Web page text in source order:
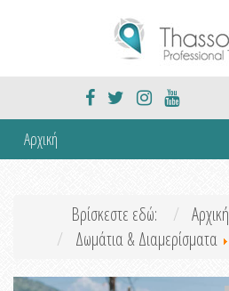
Αρχική
Βρίσκεστε εδώ: Αρχική
Δωμάτια & Διαμερίσματα